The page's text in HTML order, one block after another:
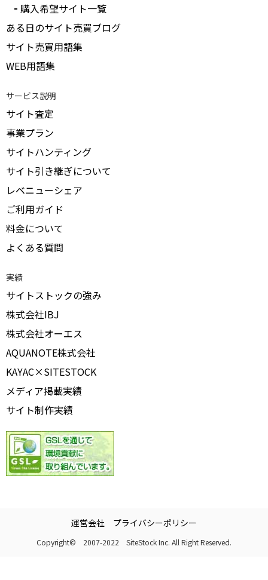
購入希望サイト一覧
ある日のサイト売買ブログ
サイト売買用語集
WEB用語集
サービス説明
サイト査定
事業プラン
サイトハンティング
サイト引き継ぎについて
レベニューシェア
ご利用ガイド
料金について
よくある質問
実績
サイトストックの強み
株式会社IBJ
株式会社オーエス
AQUANOTE株式会社
KAYAC×SITESTOCK
メディア掲載実績
サイト制作実績
運営会社 プライバシーポリシー
Copyright© 2007-2022 SiteStock Inc. All Right Reserved.